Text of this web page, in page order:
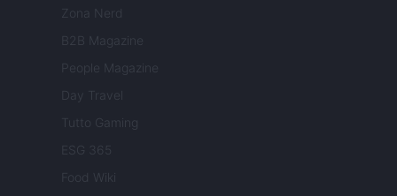
Zona Nerd
B2B Magazine
People Magazine
Day Travel
Tutto Gaming
ESG 365
Food Wiki